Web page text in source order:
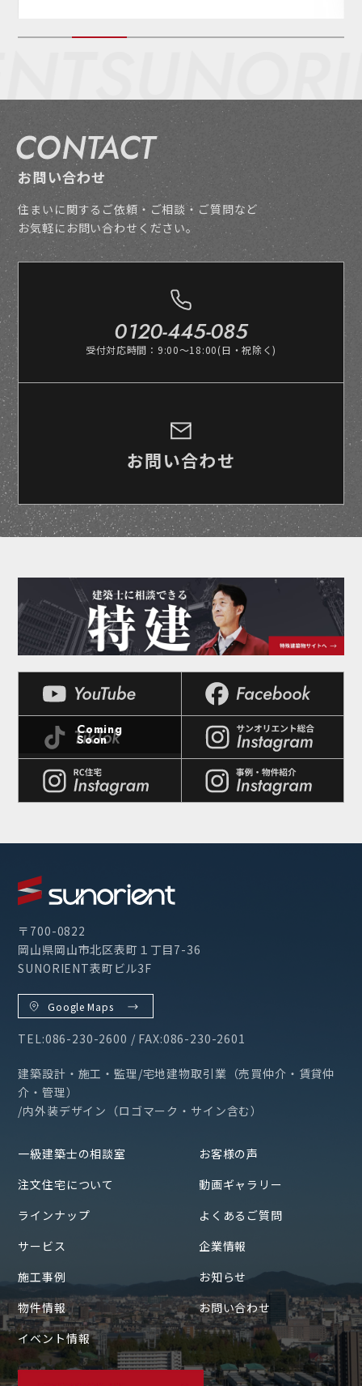
CONTACT
お問い合わせ
住まいに関するご依頼・ご相談・ご質問など
お気軽にお問い合わせください。
0120-445-085
受付対応時間：9:00～18:00(日・祝除く)
お問い合わせ
〒700-0822
岡山県岡山市北区表町１丁目7-36
SUNORIENT表町ビル3F
Google Maps
TEL:086-230-2600 / FAX:086-230-2601
建築設計・施工・監理/宅地建物取引業（売買仲介・賃貸仲
介・管理）
/内外装デザイン（ロゴマーク・サイン含む）
一級建築士の相談室
注文住宅について
ラインナップ
サービス
施工事例
物件情報
イベント情報
お客様の声
動画ギャラリー
よくあるご質問
企業情報
お知らせ
お問い合わせ